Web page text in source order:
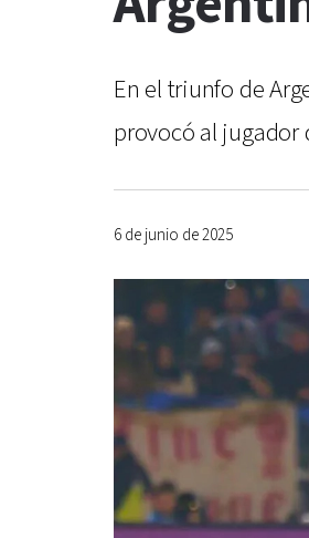
En el triunfo de
provocó al jugador
6 de junio de 2025